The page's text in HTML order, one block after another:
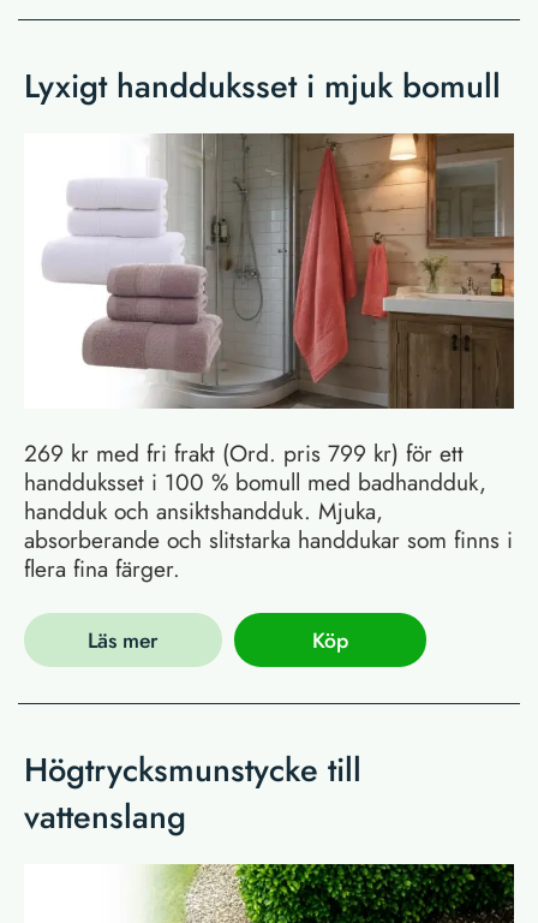
Lyxigt handduksset i mjuk bomull
269 kr med fri frakt (Ord. pris 799 kr) för ett
handduksset i 100 % bomull med badhandduk,
handduk och ansiktshandduk. Mjuka,
absorberande och slitstarka handdukar som finns i
flera fina färger.
Läs mer Köp
Högtrycksmunstycke till
vattenslang